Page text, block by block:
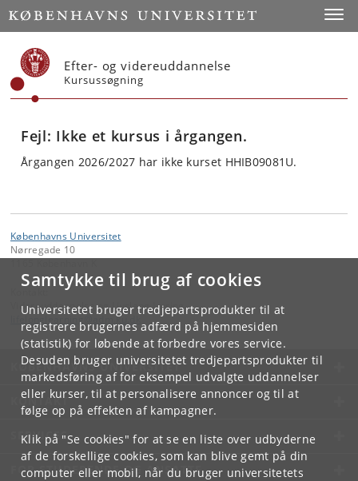
Samtykke til brug af cookies
Universitetet bruger tredjepartsprodukter til at
registrere brugernes adfærd på hjemmesiden
(statistik) for løbende at forbedre vores service.
Desuden bruger universitetet tredjepartsprodukter til
markedsføring af for eksempel udvalgte uddannelser
eller kurser, til at personalisere annoncer og til at
følge op på effekten af kampagner.
Klik på "Se cookies" for at se en liste over udbyderne
af de forskellige cookies, som kan blive gemt på din
computer eller mobil, når du bruger universitetets
Start
Efter- og videreuddannelse
Kursussøgning
Fejl: Ikke et kursus i årgangen.
Årgangen 2026/2027 har ikke kurset HHIB09081U.
Københavns Universitet
Nørregade 10
Videreuddannelse og Livslang Læring
.ku
KØBENHAVNS UNIVERSITET
KONTAKT
SERVICES
FOR STUDERENDE OG ANSATTE